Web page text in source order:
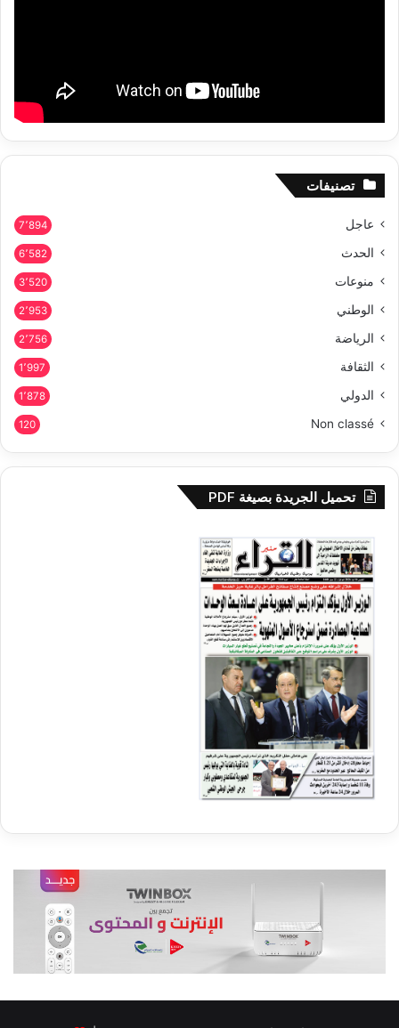
تصنيفات
عاجل 7٬894
الحدث 6٬582
منوعات 3٬520
الوطني 2٬953
الرياضة 2٬756
الثقافة 1٬997
الدولي 1٬878
Non classé
120
تحميل الجريدة بصيغة PDF